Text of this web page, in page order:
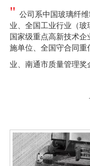
" 公司系中国玻璃纤
业、全国工业行业（玻
国家级重点高新技术
施单位、全国守合同重
业、南通市质量管理奖